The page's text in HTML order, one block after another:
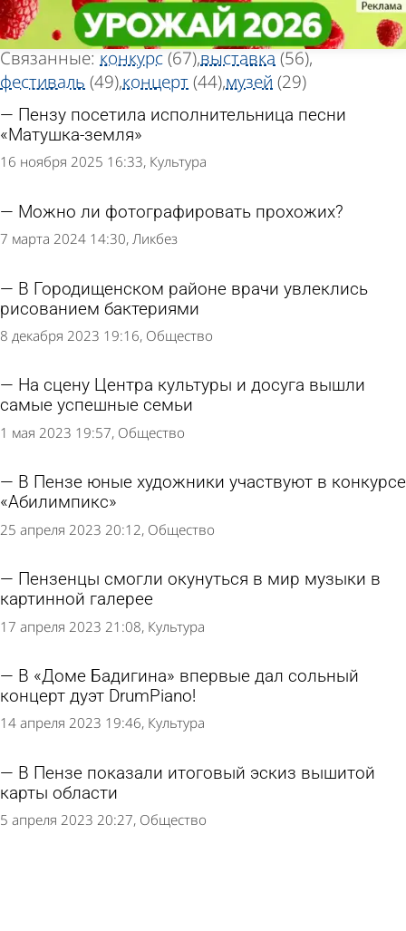
«Творчество»
Тег новостей
Всего найдено 352 новости
Связанные: конкурс(67)выставка (56)
фестиваль (49)концерт(44)музей (29)
Пензу посетила исполнительница песни
«Матушка-земля»
16 ноября 2025 16:33 Культура
Можно ли фотографировать прохожих?
7 марта 2024 14:30 Ликбез
В Городищенском районе врачи увлеклись
рисованием бактериями
8 декабря 2023 19:16 Общество
На сцену Центра культуры и досуга вышли
самые успешные семьи
1 мая 2023 19:57 Общество
В Пензе юные художники участвуют в конкурсе
«Абилимпикс»
25 апреля 2023 20:12 Общество
Пензенцы смогли окунуться в мир музыки в
картинной галерее
17 апреля 2023 21:08 Культура
В «Доме Бадигина» впервые дал сольный
концерт дуэт DrumPiano!
14 апреля 2023 19:46 Культура
В Пензе показали итоговый эскиз вышитой
карты области
5 апреля 2023 20:27 Общество
«Творчество»
Тег новостей